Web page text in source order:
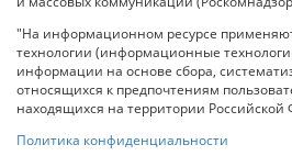
"На информационном ресурсе
технологии (информационные
информации на основе сбора,
относящихся к предпочтениям
находящихся на территории
Политика конфиденциальности